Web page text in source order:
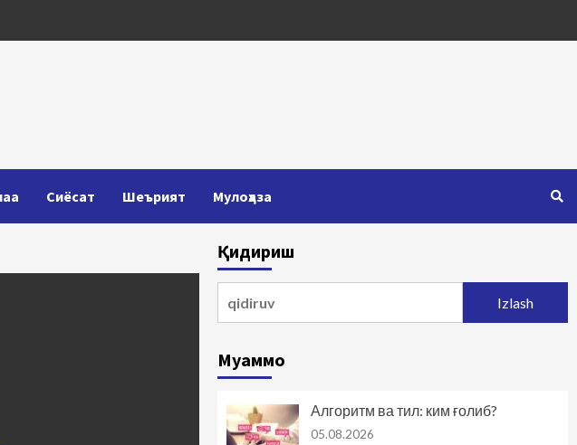
Сиёсат Шеърият Мулоҳаза
Қидириш
Муаммо
Алгоритм ва тил: ким ғолиб?
05.08.2026